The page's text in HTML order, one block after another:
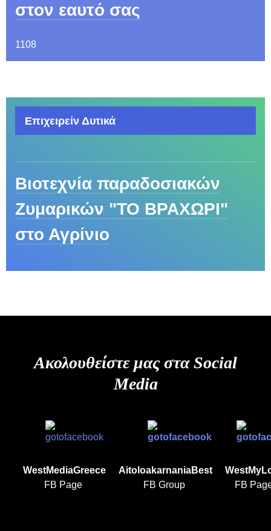
στον εαυτό σας
1108
Επιχειρείν Δυτικά
Βιοτεχνία παραδοσιακών
Ζυμαρικών "ΤΟ ΒΡΑΧΩΡΙ"
στο Αγρίνιο
Ακολουθείστε μας στα Social
Media
WestMediaGreece
FB Page
AitoloakarnaniaBest
FB Group
FB